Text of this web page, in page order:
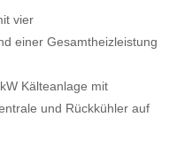
vier
einer Gesamtheizleistung
Kälteanlage mit
und Rückkühler auf